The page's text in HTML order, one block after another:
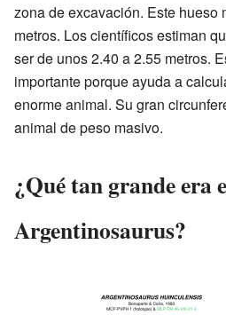
zona de excavación. Este hueso
metros. Los científicos estiman
ser de unos 2.40 a 2.55 metros.
importante porque ayuda a
enorme animal. Su gran
animal de peso masivo.
¿Qué tan grande era
Argentinosaurus?